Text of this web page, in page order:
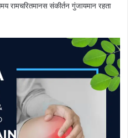
रामचरितमानस संकीर्तन गुंजायमान रहता